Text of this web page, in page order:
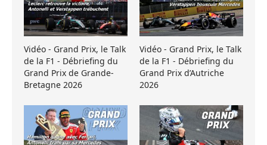
Vidéo - Grand Prix, le Talk
de la F1 - Débriefing du
Grand Prix de Grande-
Bretagne 2026
Vidéo - Grand Prix, le Talk
de la F1 - Débriefing du
Grand Prix d’Autriche
2026